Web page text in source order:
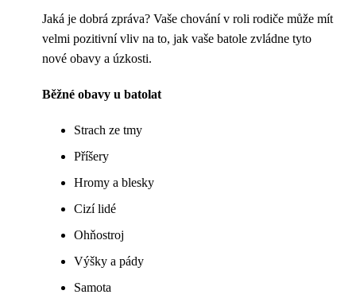
Jaká je dobrá zpráva? Vaše chování v roli rodiče může mít
velmi pozitivní vliv na to, jak vaše batole zvládne tyto
nové obavy a úzkosti.
Běžné obavy u batolat
Strach ze tmy
Příšery
Hromy a blesky
Cizí lidé
Ohňostroj
Výšky a pády
Samota